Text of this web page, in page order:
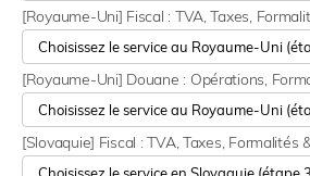
[Royaume-Uni] Fiscal : TVA, Taxes,
[Royaume-Uni] Douane : Opérations,
[Slovaquie] Fiscal : TVA, Taxes, Formalités